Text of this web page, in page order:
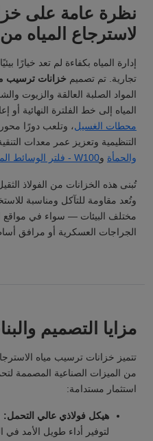
نظرة عامة على
لاسترجاع المياه من KKE
إدارة المياه بكفاءة لم تعد
تجارية. تم تصميم خزانات ترسيب
المواد الصلبة العالقة والزيوت
المياه إلى خط الفلترة النهائية أو
محطات الغسيل، وتلعب دورًا
التنظيمية وتعزيز عمر معدات
والحمأة وW100 - فلتر الوسائط المتعددة
تُبنى هذه الخزانات من الفولاذ
وتُعد مقاومة للتآكل ومناسبة
مختلف البيئات — سواء في مواقع
الجراجات العسكرية أو مرافق
مزايا التصميم
من الميزات الصناعية المصممة
استثمار مستدامة:
هيكل فولاذي عالي التحمل:
لتوفير أداء طويل الأمد في